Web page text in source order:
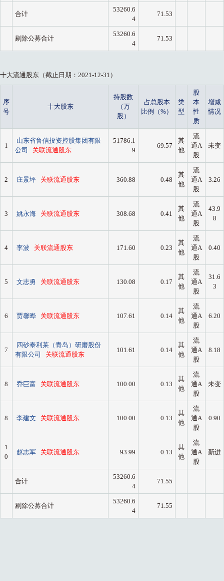
合计
53260.6
4
71.53
剔除公募合计
53260.6
4
71.53
十大流通股东（截止日期：2021-12-31）
序
号
十大股东
持股数
（万
股）
占总股本
比例（%）
类
型
股
本
性
质
增减
情况
1
山东省鲁信投资控股集团有限
公司
关联流通股东
51786.1
9
69.57
其
他
流
通A
股
未变
2 庄景坪 关联流通股东 360.88 0.48
其
他
流
通A
股
3.26
3 姚永海 关联流通股东 308.68 0.41
其
他
流
通A
股
43.9
8
4 李波 关联流通股东 171.60 0.23
其
他
流
通A
股
0.40
5 文志勇 关联流通股东 130.08 0.17
其
他
流
通A
股
31.6
3
6 贾馨晔 关联流通股东 107.61 0.14
其
他
流
通A
股
6.20
7
四砂泰利莱（青岛）研磨股份
有限公司
关联流通股东
101.61 0.14
其
他
流
通A
股
8.18
8 乔巨富 关联流通股东 100.00 0.13
其
他
流
通A
股
未变
8 李建文 关联流通股东 100.00 0.13
其
他
流
通A
股
0.90
1
0
赵志军 关联流通股东 93.99 0.13
其
他
流
通A
股
新进
合计
53260.6
4
71.55
剔除公募合计
53260.6
4
71.55